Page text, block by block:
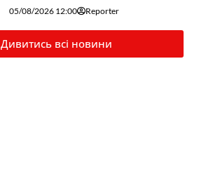
05/08/2026 12:00 Reporter
Дивитись всі новини